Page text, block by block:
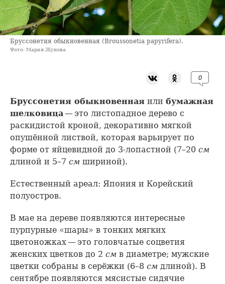
Бруссонетия обыкновенная (Broussonetia papyrifera).
Фото: Мария Жукова
0
Бруссонетия обыкновенная или бумажная
шелковица— это листопадное дерево с
раскидистой кроной, декоративно мягкой
опушённой листвой, которая варьирует по
форме от яйцевидной до 3-лопастной (7–20 см
длиной и 5–7 см шириной).
Естественный ареал: Япония и Корейский
полуостров.
В мае на дереве появляются интересные
пурпурные «шары» в тонких мягких
цветоножках — это головчатые соцветия
женских цветков до 2 см в диаметре; мужские
цветки собраны в серёжки (6–8 см длиной). В
сентябре появляются мясистые сидячие